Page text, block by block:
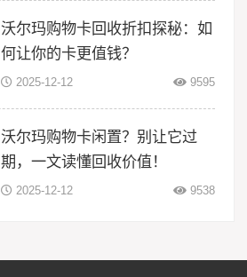
沃尔玛购物卡回收折扣探秘：如
何让你的卡更值钱？
2025-12-12 9595
沃尔玛购物卡闲置？别让它过
期，一文读懂回收价值！
2025-12-12 9538